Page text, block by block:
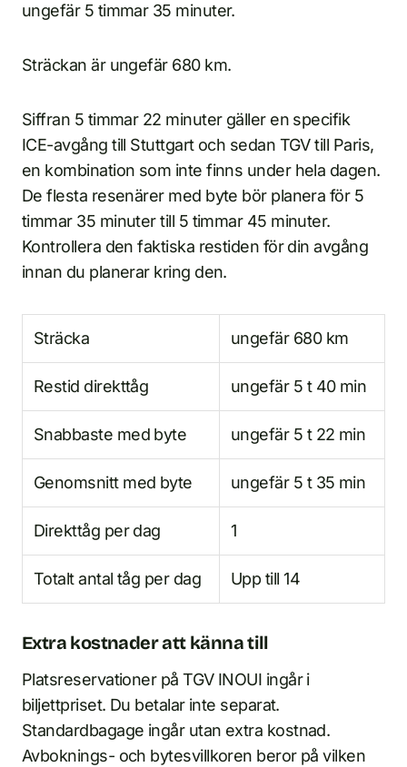
ungefär 5 timmar 35 minuter.
Sträckan är ungefär 680 km.
Siffran 5 timmar 22 minuter gäller en specifik
ICE-avgång till Stuttgart och sedan TGV till Paris,
en kombination som inte finns under hela dagen.
De flesta resenärer med byte bör planera för 5
timmar 35 minuter till 5 timmar 45 minuter.
Kontrollera den faktiska restiden för din avgång
innan du planerar kring den.
Sträcka ungefär 680 km
Restid direkttåg ungefär 5 t 40 min
Snabbaste med byte ungefär 5 t 22 min
Genomsnitt med byte ungefär 5 t 35 min
Direkttåg per dag 1
Totalt antal tåg per dag Upp till 14
Extra kostnader att känna till
Platsreservationer på TGV INOUI ingår i
biljettpriset. Du betalar inte separat.
Standardbagage ingår utan extra kostnad.
Avboknings- och bytesvillkoren beror på vilken